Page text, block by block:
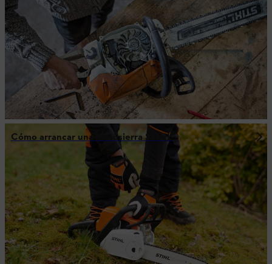
Cómo arrancar una motosierra STIHL